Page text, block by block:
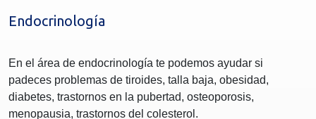
Endocrinología
En el área de endocrinología te podemos ayudar si
padeces problemas de tiroides, talla baja, obesidad,
diabetes, trastornos en la pubertad, osteoporosis,
menopausia, trastornos del colesterol.